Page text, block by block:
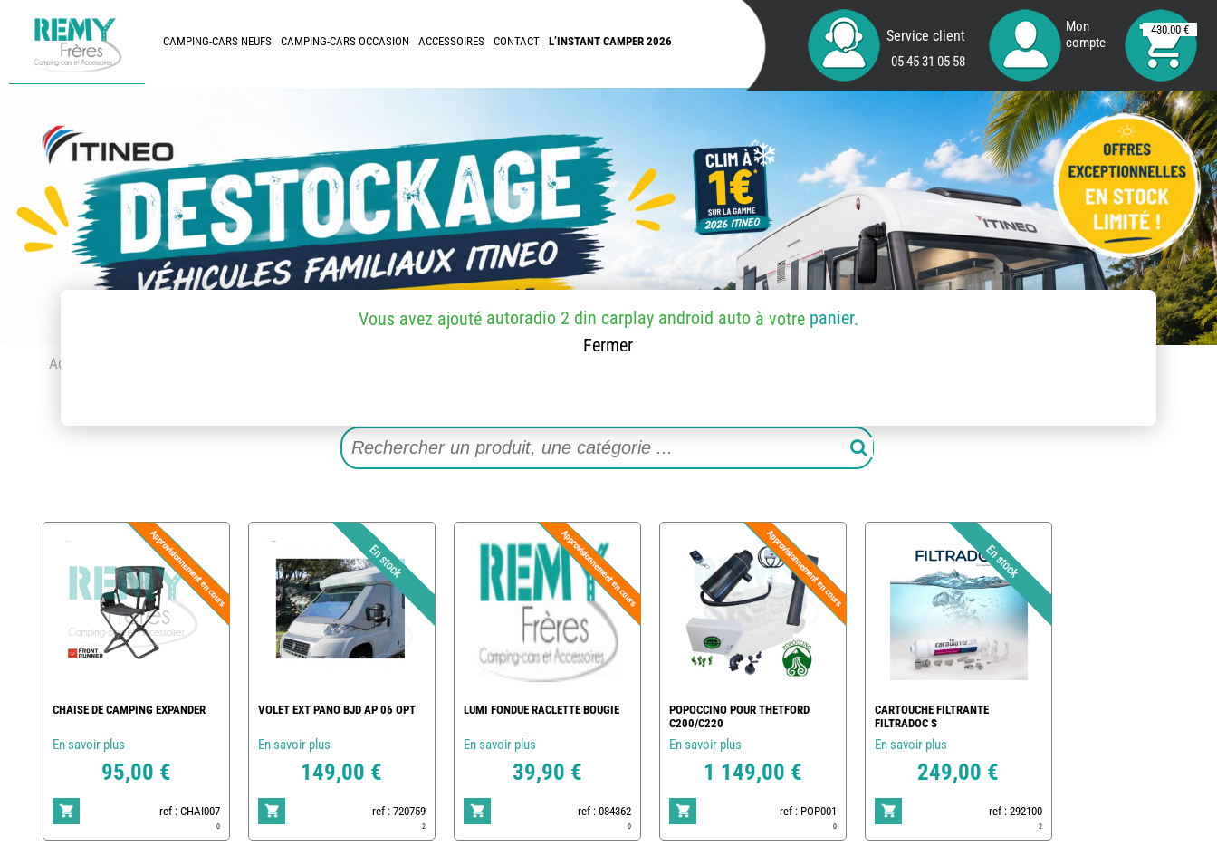
CAMPING-CARS NEUFS CAMPING-CARS OCCASION ACCESSOIRES CONTACT L’INSTANT CAMPER 2026 Service client
05 45 31 05 58
Mon
compte
430.00 €
Accueil
Vous avez ajouté autoradio 2 din carplay android auto à votre panier.
Fermer
CHAISE DE CAMPING EXPANDER
En savoir plus
95,00 €
ref : CHAI007
0
VOLET EXT PANO BJD AP 06 OPT
En savoir plus
149,00 €
ref : 720759
2
LUMI FONDUE RACLETTE BOUGIE
En savoir plus
39,90 €
ref : 084362
0
POPOCCINO POUR THETFORD
C200/C220
En savoir plus
1 149,00 €
ref : POP001
0
CARTOUCHE FILTRANTE
FILTRADOC S
En savoir plus
249,00 €
ref : 292100
2